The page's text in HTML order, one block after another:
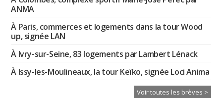
ANMA
À Paris, commerces et logements dans la tour Wood
up, signée LAN
À Ivry-sur-Seine, 83 logements par Lambert Lénack
À Issy-les-Moulineaux, la tour Keïko, signée Loci Anima
Voir toutes les brèves >